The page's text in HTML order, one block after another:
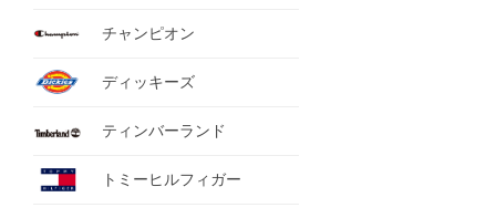
チャンピオン
ディッキーズ
ティンバーランド
トミーヒルフィガー